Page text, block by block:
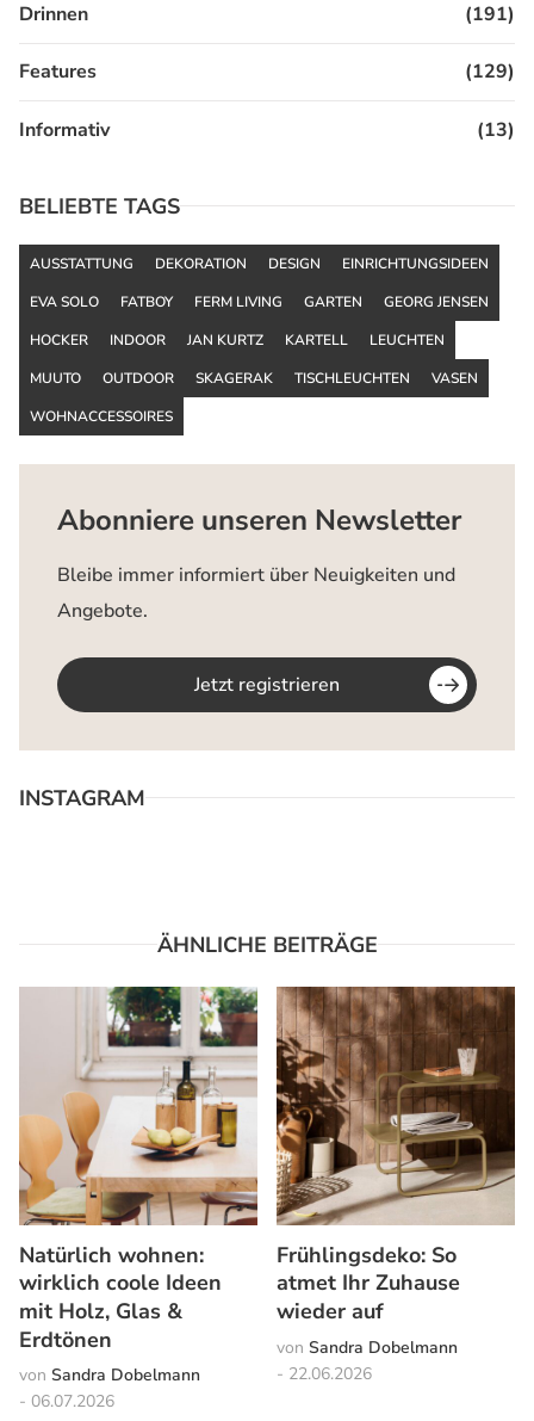
Drinnen (191)
Features (129)
Informativ (13)
BELIEBTE TAGS
AUSSTATTUNG DEKORATION DESIGN
EINRICHTUNGSIDEEN
EVA SOLO
FATBOY FERM LIVING GARTEN
GEORG JENSEN
HOCKER
INDOOR JAN KURTZ KARTELL
LEUCHTEN
MUUTO
OUTDOOR SKAGERAK TISCHLEUCHTEN
VASEN
WOHNACCESSOIRES
Abonniere unseren Newsletter
Bleibe immer informiert über Neuigkeiten und
Angebote.
Jetzt registrieren
INSTAGRAM
ÄHNLICHE BEITRÄGE
Natürlich wohnen:
wirklich coole Ideen
mit Holz, Glas &
Erdtönen
Sandra Dobelmann
06.07.2026
Frühlingsdeko: So
atmet Ihr Zuhause
wieder auf
Sandra Dobelmann
22.06.2026